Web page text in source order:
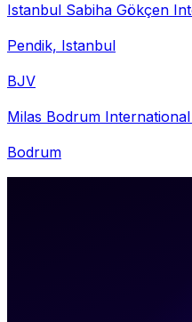
Istanbul Sabiha Gökçen
Pendik, Istanbul
BJV
Milas Bodrum
Bodrum